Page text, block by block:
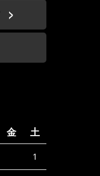
金 土
1